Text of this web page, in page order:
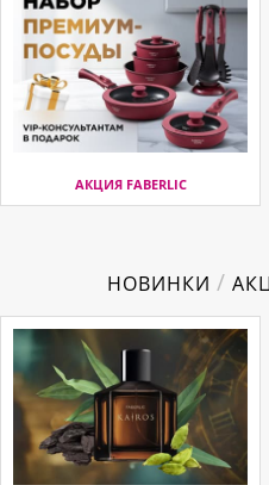
АКЦИЯ FABERLIC
НОВИНКИ /